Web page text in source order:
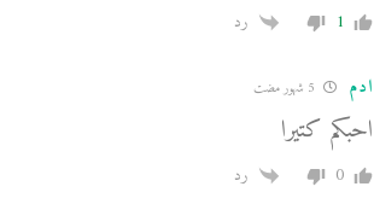
1 رد
ادم
احبكم كتيرا
0 رد